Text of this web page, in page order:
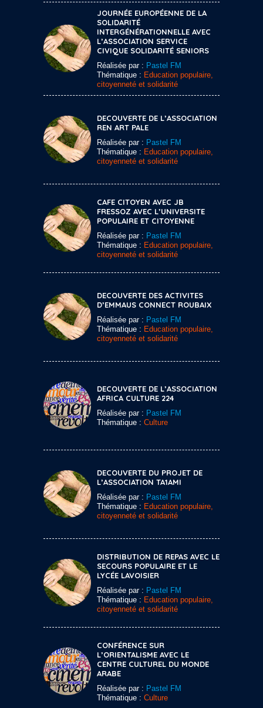
JOURNÉE EUROPÉENNE DE LA
SOLIDARITÉ
INTERGÉNÉRATIONNELLE AVEC
L’ASSOCIATION SERVICE
CIVIQUE SOLIDARITÉ SENIORS
Réalisée par : Pastel FM
Thématique : Education populaire,
citoyenneté et solidarité
DECOUVERTE DE L’ASSOCIATION
REN ART PALE
Réalisée par : Pastel FM
Thématique : Education populaire,
citoyenneté et solidarité
CAFE CITOYEN AVEC JB
FRESSOZ AVEC L’UNIVERSITE
POPULAIRE ET CITOYENNE
Réalisée par : Pastel FM
Thématique : Education populaire,
citoyenneté et solidarité
DECOUVERTE DES ACTIVITES
D’EMMAUS CONNECT ROUBAIX
Réalisée par : Pastel FM
Thématique : Education populaire,
citoyenneté et solidarité
DECOUVERTE DE L’ASSOCIATION
AFRICA CULTURE 224
Réalisée par : Pastel FM
Thématique : Culture
DECOUVERTE DU PROJET DE
L’ASSOCIATION TA1AMI
Réalisée par : Pastel FM
Thématique : Education populaire,
citoyenneté et solidarité
DISTRIBUTION DE REPAS AVEC LE
SECOURS POPULAIRE ET LE
LYCÉE LAVOISIER
Réalisée par : Pastel FM
Thématique : Education populaire,
citoyenneté et solidarité
CONFÉRENCE SUR
L’ORIENTALISME AVEC LE
CENTRE CULTUREL DU MONDE
ARABE
Réalisée par : Pastel FM
Thématique : Culture